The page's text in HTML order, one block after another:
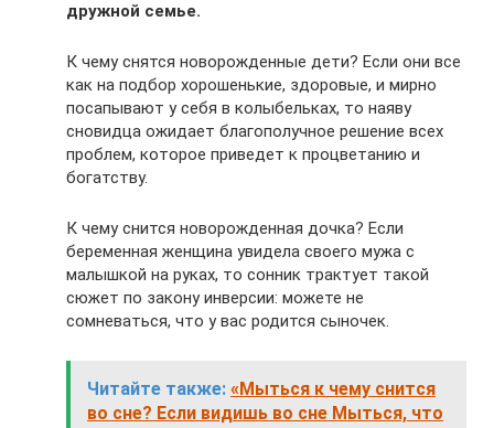
дружной семье.
К чему снятся новорожденные дети? Если они все
как на подбор хорошенькие, здоровые, и мирно
посапывают у себя в колыбельках, то наяву
сновидца ожидает благополучное решение всех
проблем, которое приведет к процветанию и
богатству.
К чему снится новорожденная дочка? Если
беременная женщина увидела своего мужа с
малышкой на руках, то сонник трактует такой
сюжет по закону инверсии: можете не
сомневаться, что у вас родится сыночек.
Читайте также: «Мыться к чему снится
во сне? Если видишь во сне Мыться, что